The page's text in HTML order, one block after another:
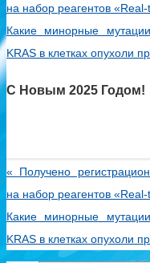
на набор реагентов
Какие минорные
KRAS в клетках опухоли
С Новым 2025 Годом!
« Получено
на набор реагентов
Какие минорные
KRAS в клетках опухоли